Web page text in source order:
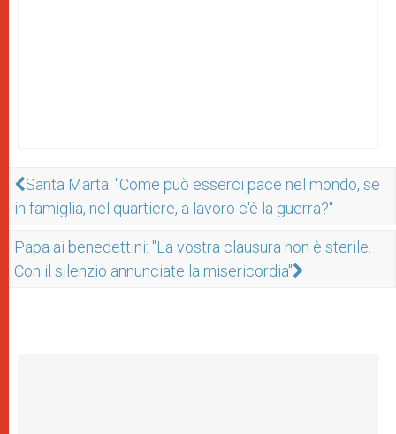
Santa Marta: "Come può esserci pace nel mondo, se
in famiglia, nel quartiere, a lavoro c'è la guerra?"
Papa ai benedettini: "La vostra clausura non è sterile.
Con il silenzio annunciate la misericordia"